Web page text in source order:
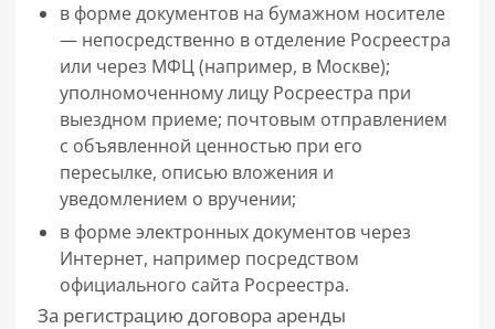
в форме документов на бумажном носителе
— непосредственно в отделение Росреестра
или через МФЦ (например, в Москве);
уполномоченному лицу Росреестра при
выездном приеме; почтовым отправлением
с объявленной ценностью при его
пересылке, описью вложения и
уведомлением о вручении;
в форме электронных документов через
Интернет, например посредством
официального сайта Росреестра.
За регистрацию договора аренды